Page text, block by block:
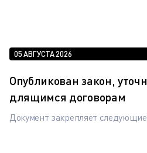
05 АВГУСТА 2026
Опубликован закон,
длящимся договорам
Документ закрепляет